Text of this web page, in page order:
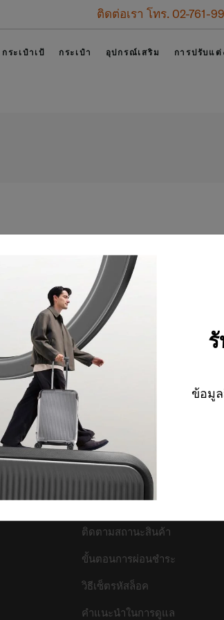
ข้อมู
ติดต่อเรา โทร. 02-761-
กระเป๋าเป้ กระเป๋า อุปกรณ์เสริม การปรับแ
สนับสนุน/คำถามที่พบ
บ่อย
การขนส่งและการจัดส่ง
ข้อกำหนดและเงื่อนไขการ
รับประกัน
สอบถามข้อมูลทางธุรกิจ
ติดตามสถานะสินค้า
ขั้นตอนการผ่อนชำระ
วิธีเซ็ตรหัสล็อค
คำแนะนำในการดูแล
เ
ร่ว